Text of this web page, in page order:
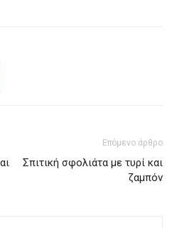
Επόμενο άρθρο
Σπιτική σφολιάτα με τυρί και
ζαμπόν